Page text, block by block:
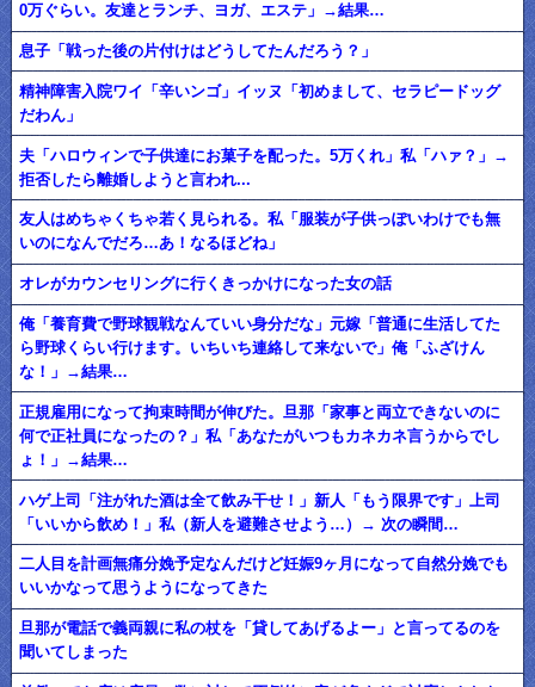
0万ぐらい。友達とランチ、ヨガ、エステ」→結果…
息子「戦った後の片付けはどうしてたんだろう？」
精神障害入院ワイ「辛いンゴ」イッヌ「初めまして、セラピードッグ
だわん」
夫「ハロウィンで子供達にお菓子を配った。5万くれ」私「ハァ？」→
拒否したら離婚しようと言われ...
友人はめちゃくちゃ若く見られる。私「服装が子供っぽいわけでも無
いのになんでだろ…あ！なるほどね」
オレがカウンセリングに行くきっかけになった女の話
俺「養育費で野球観戦なんていい身分だな」元嫁「普通に生活してた
ら野球くらい行けます。いちいち連絡して来ないで」俺「ふざけん
な！」→結果…
正規雇用になって拘束時間が伸びた。旦那「家事と両立できないのに
何で正社員になったの？」私「あなたがいつもカネカネ言うからでし
ょ！」→結果…
ハゲ上司「注がれた酒は全て飲み干せ！」新人「もう限界です」上司
「いいから飲め！」私（新人を避難させよう…）→ 次の瞬間…
二人目を計画無痛分娩予定なんだけど妊娠9ヶ月になって自然分娩でも
いいかなって思うようになってきた
旦那が電話で義両親に私の杖を「貸してあげるよー」と言ってるのを
聞いてしまった